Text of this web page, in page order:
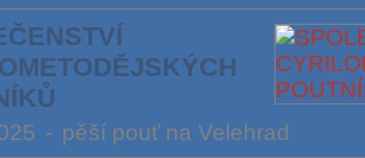
- pěší pouť na Velehrad